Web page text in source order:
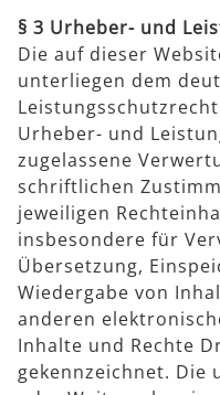
§ 3 Urheber- und
Die auf dieser
unterliegen dem
Urheber- und
zugelassene
schriftlichen
jeweiligen
insbesondere für
Übersetzung,
Wiedergabe von
anderen
Inhalte und Rechte
gekennzeichnet. Die